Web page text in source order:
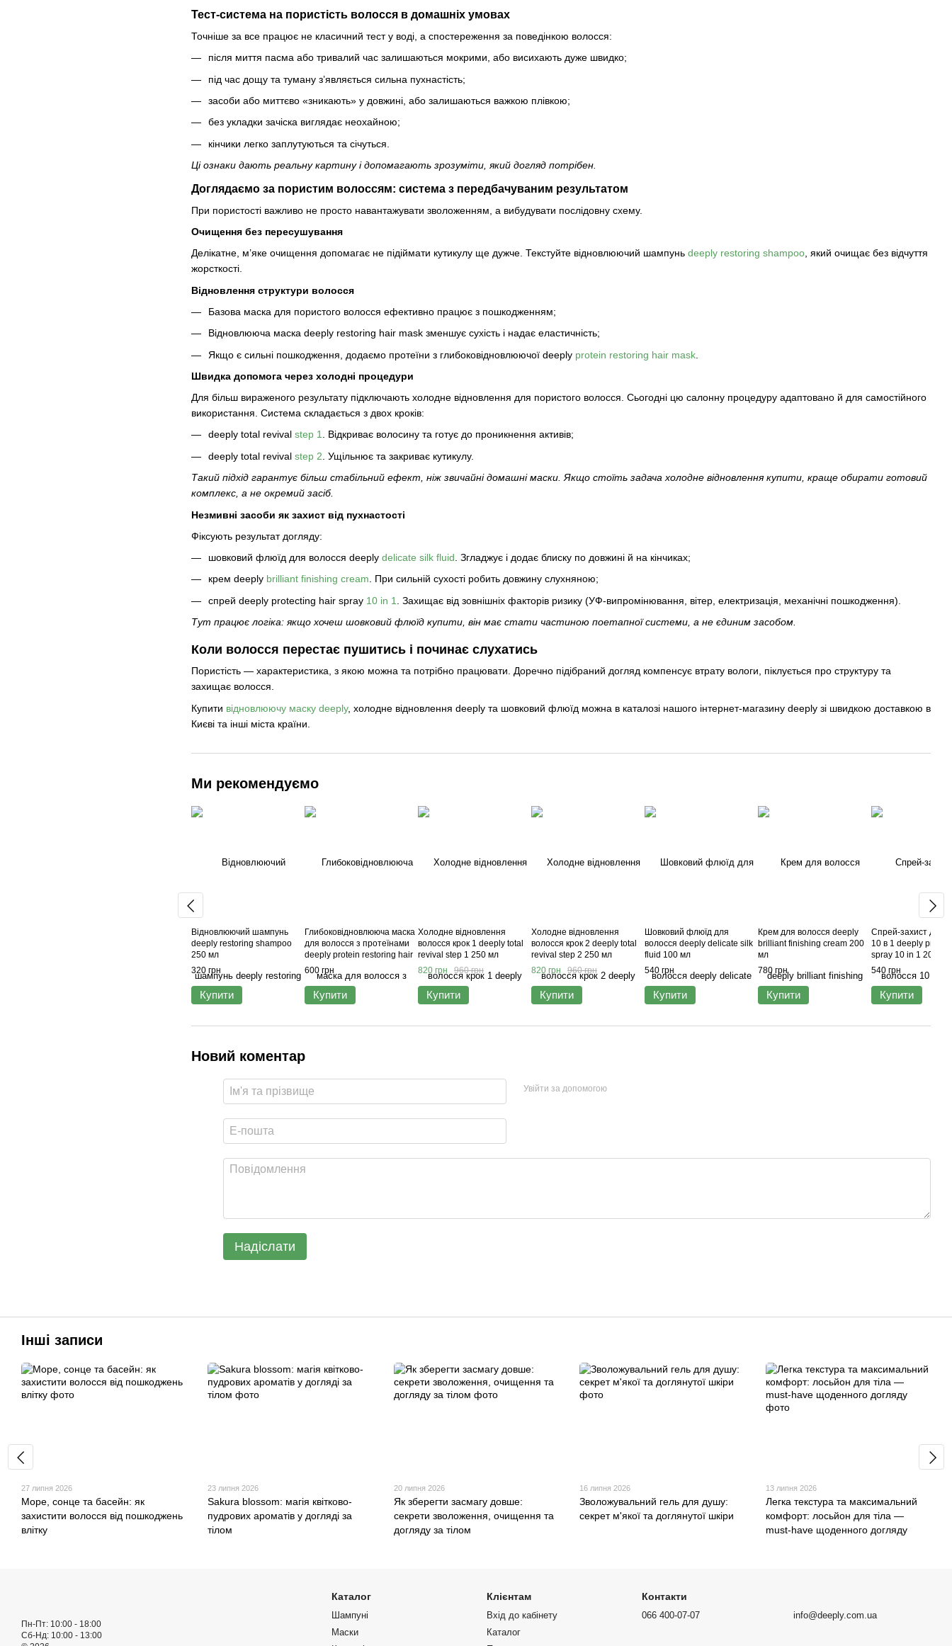
Тест-система на пористість волосся в домашніх умовах
Точніше за все працює не класичний тест у воді, а спостереження за поведінкою волосся:
після миття пасма або тривалий час залишаються мокрими, або висихають дуже швидко;
під час дощу та туману з’являється сильна пухнастість;
засоби або миттєво «зникають» у довжині, або залишаються важкою плівкою;
без укладки зачіска виглядає неохайною;
кінчики легко заплутуються та січуться.
Ці ознаки дають реальну картину і допомагають зрозуміти, який догляд потрібен.
Доглядаємо за пористим волоссям: система з передбачуваним результатом
При пористості важливо не просто навантажувати зволоженням, а вибудувати послідовну схему.
Очищення без пересушування
Делікатне, м’яке очищення допомагає не підіймати кутикулу ще дужче. Текстуйте відновлюючий шампунь deeply restoring shampoo, який очищає без відчуття
жорсткості.
Відновлення структури волосся
Базова маска для пористого волосся ефективно працює з пошкодженням;
Відновлююча маска deeply restoring hair mask зменшує сухість і надає еластичність;
Якщо є сильні пошкодження, додаємо протеїни з глибоковідновлюючої deeply protein restoring hair mask
Швидка допомога через холодні процедури
Для більш вираженого результату підключають холодне відновлення для пористого волосся. Сьогодні цю салонну процедуру адаптовано й для самостійного
використання. Система складається з двох кроків:
deeply total revival step 1. Відкриває волосину та готує до проникнення активів;
deeply total revival step 2 . Ущільнює та закриває кутикулу.
Такий підхід гарантує більш стабільний ефект, ніж звичайні домашні маски. Якщо стоїть задача холодне відновлення купити, краще обирати готовий
комплекс, а не окремий засіб.
Незмивні засоби як захист від пухнастості
Фіксують результат догляду:
шовковий флюїд для волосся deeply delicate silk fluid . Згладжує і додає блиску по довжині й на кінчиках;
крем deeply brilliant finishing cream. При сильній сухості робить довжину слухняною;
спрей deeply protecting hair spray 10 in 1
. Захищає від зовнішніх факторів ризику (УФ-випромінювання, вітер, електризація, механічні пошкодження).
Тут працює логіка: якщо хочеш шовковий флюїд купити, він має стати частиною поетапної системи, а не єдиним засобом.
Коли волосся перестає пушитись і починає слухатись
Пористість — характеристика, з якою можна та потрібно працювати. Доречно підібраний догляд компенсує втрату вологи, піклується про структуру та
захищає волосся.
Купити відновлюючу маску deeply, холодне відновлення deeply та шовковий флюїд можна в каталозі нашого інтернет-магазину deeply зі швидкою доставкою в
Києві та інші міста країни.
Ми рекомендуємо
Відновлюючий шампунь
deeply restoring shampoo
250 мл
320 грн
Купити
Глибоковідновлююча маска
для волосся з протеїнами
deeply protein restoring hair
mask 300 мл
600 грн
Купити
Холодне відновлення
волосся крок 1 deeply total
revival step 1 250 мл
820 грн
960 грн
Купити
Холодне відновлення
волосся крок 2 deeply total
revival step 2 250 мл
820 грн
960 грн
Купити
Шовковий флюїд для
волосся deeply delicate silk
fluid 100 мл
540 грн
Купити
Крем для волосся deeply
brilliant finishing cream 200
мл
780 грн
Купити
Спрей-захист для
10 в 1 deeply
spray 10 in 1 200 мл
540 грн
Купити
Новий коментар
Увійти за допомогою
Надіслати
Інші записи
27 липня 2026
Море, сонце та басейн: як
захистити волосся від пошкоджень
влітку
23 липня 2026
Sakura blossom: магія квітково-
пудрових ароматів у догляді за
тілом
20 липня 2026
Як зберегти засмагу довше:
секрети зволоження, очищення та
догляду за тілом
16 липня 2026
Зволожувальний гель для душу:
секрет м'якої та доглянутої шкіри
13 липня 2026
Легка текстура та максимальний
комфорт: лосьйон для тіла —
must-have щоденного догляду
Пн-Пт: 10:00 - 18:00
Сб-Нд: 10:00 - 13:00
Каталог
Шампуні
Маски
Клієнтам
Вхід до кабінету
Каталог
Контакти
066 400-07-07 info@deeply.com.ua